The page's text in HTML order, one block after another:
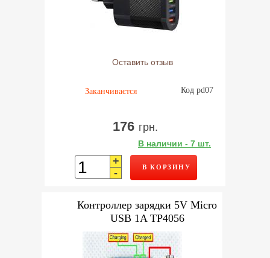
Оставить отзыв
Заканчиваєтся Код pd07
176 грн.
+
-
В КОРЗИНУ
В наличии - 7 шт.
Контроллер зарядки 5V Micro
USB 1A TP4056